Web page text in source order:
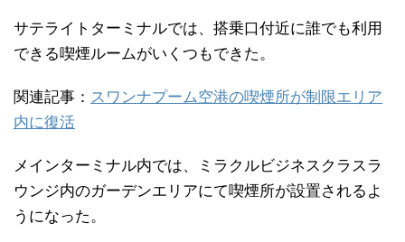
サテライトターミナルでは、搭乗口付近に誰でも利用
できる喫煙ルームがいくつもできた。
関連記事： スワンナプーム空港の喫煙所が制限エリア
内に復活
メインターミナル内では、ミラクルビジネスクラスラ
ウンジ内のガーデンエリアにて喫煙所が設置されるよ
うになった。